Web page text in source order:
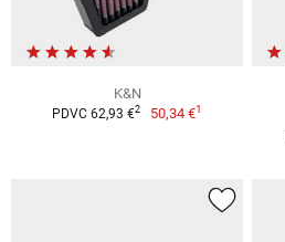
K&N
PDVC 62,93 €2 50,34 €1